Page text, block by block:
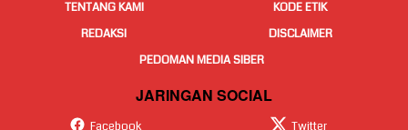
TENTANG KAMI
KODE ETIK
REDAKSI
DISCLAIMER
PEDOMAN MEDIA SIBER
JARINGAN SOCIAL
Facebook Twitter